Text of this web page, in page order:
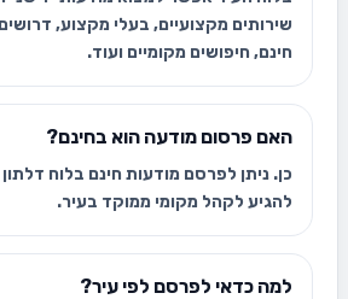
שירותים מקצועיים, בעלי מקצוע,
חינם, חיפושים מקומיים ועוד.
האם פרסום מודעה הוא בחינם?
כן. ניתן לפרסם מודעות חינם בלוח
להגיע לקהל מקומי ממוקד בעיר.
למה כדאי לפרסם לפי עיר?